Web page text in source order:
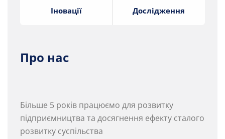
Іновації Дослідження
Про нас
Більше 5 років працюємо для розвитку
підприємництва та досягнення ефекту сталого
розвитку суспільства